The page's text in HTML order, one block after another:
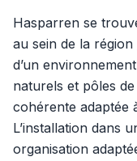
Hasparren se
au sein de la région
d’un
naturels et pôles
cohérente adaptée
L’installation dans
organisation